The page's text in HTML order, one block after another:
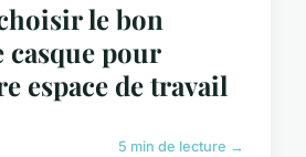
le bon
casque pour
espace de travail
5 min de lecture →